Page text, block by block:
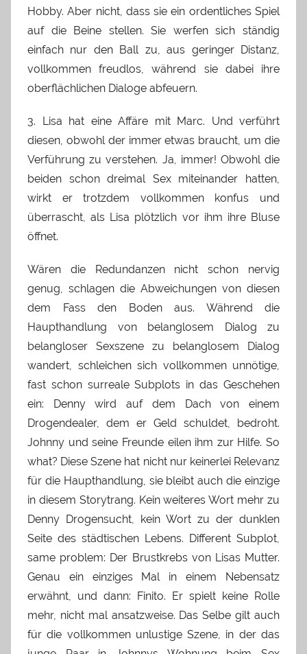
Hobby. Aber nicht, dass sie ein ordentliches Spiel
auf die Beine stellen. Sie werfen sich ständig
einfach nur den Ball zu, aus geringer Distanz,
vollkommen freudlos, während sie dabei ihre
oberflächlichen Dialoge abfeuern.
3. Lisa hat eine Affäre mit Marc. Und verführt
diesen, obwohl der immer etwas braucht, um die
Verführung zu verstehen. Ja, immer! Obwohl die
beiden schon dreimal Sex miteinander hatten,
wirkt er trotzdem vollkommen konfus und
überrascht, als Lisa plötzlich vor ihm ihre Bluse
öffnet.
Wären die Redundanzen nicht schon nervig
genug, schlagen die Abweichungen von diesen
dem Fass den Boden aus. Während die
Haupthandlung von belanglosem Dialog zu
belangloser Sexszene zu belanglosem Dialog
wandert, schleichen sich vollkommen unnötige,
fast schon surreale Subplots in das Geschehen
ein: Denny wird auf dem Dach von einem
Drogendealer, dem er Geld schuldet, bedroht.
Johnny und seine Freunde eilen ihm zur Hilfe. So
what? Diese Szene hat nicht nur keinerlei Relevanz
für die Haupthandlung, sie bleibt auch die einzige
in diesem Storytrang. Kein weiteres Wort mehr zu
Denny Drogensucht, kein Wort zu der dunklen
Seite des städtischen Lebens. Different Subplot,
same problem: Der Brustkrebs von Lisas Mutter.
Genau ein einziges Mal in einem Nebensatz
erwähnt, und dann: Finito. Er spielt keine Rolle
mehr, nicht mal ansatzweise. Das Selbe gilt auch
für die vollkommen unlustige Szene, in der das